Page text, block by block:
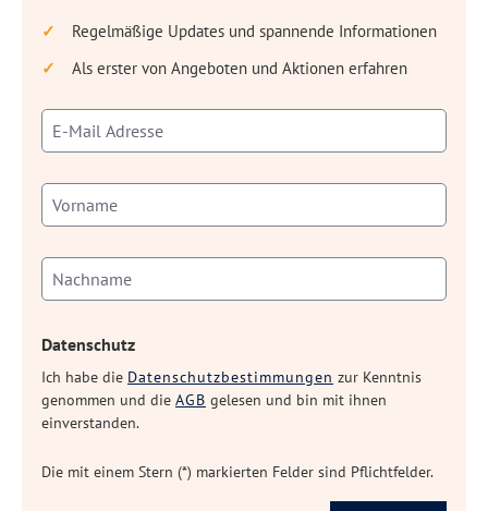
Regelmäßige Updates und spannende Informationen
Als erster von Angeboten und Aktionen erfahren
Datenschutz
Ich habe die Datenschutzbestimmungen zur Kenntnis
genommen und die AGB gelesen und bin mit ihnen
einverstanden.
Die mit einem Stern (*) markierten Felder sind Pflichtfelder.